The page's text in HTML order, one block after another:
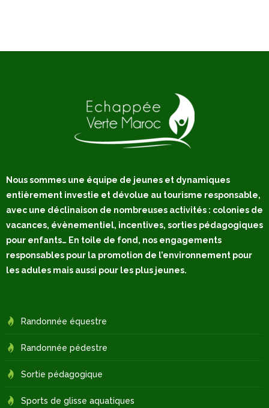
Nous sommes une équipe de jeunes et dynamiques
entièrement investie et dévolue au tourisme responsable,
avec une déclinaison de nombreuses activités : colonies de
vacances, évènementiel, incentives, sorties pédagogiques
pour enfants… En toile de fond, nos engagements
responsables pour la promotion de l’environnement pour
les adules mais aussi pour les plus jeunes.
Randonnée équestre
Randonnée pédestre
Sortie pédagogique
Sports de glisse aquatiques